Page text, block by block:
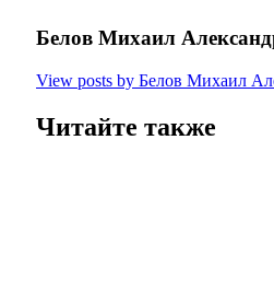
Белов Михаил
View posts by Белов Михаил
Читайте также